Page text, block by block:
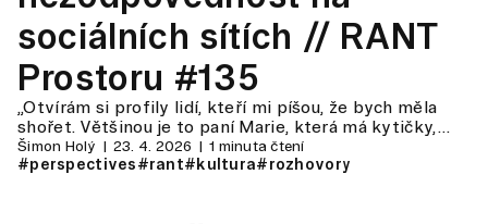
sociálních sítích // RANT
Prostoru #135
„Otvírám si profily lidí, kteří mi píšou, že bych měla
shořet. Většinou je to paní Marie, která má kytičky,…
Šimon Holý 23. 4. 2026 1 minuta čtení
#perspectives#rant#kultura#rozhovory